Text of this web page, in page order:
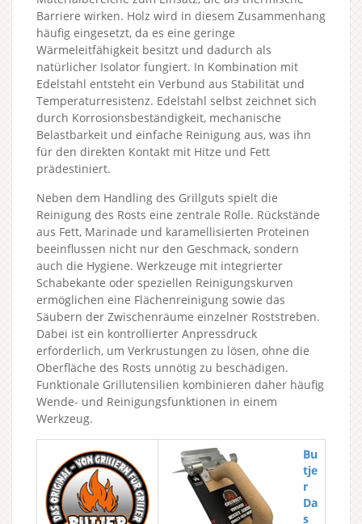
Barriere wirken. Holz wird in diesem Zusammenhang
häufig eingesetzt, da es eine geringe
Wärmeleitfähigkeit besitzt und dadurch als
natürlicher Isolator fungiert. In Kombination mit
Edelstahl entsteht ein Verbund aus Stabilität und
Temperaturresistenz. Edelstahl selbst zeichnet sich
durch Korrosionsbeständigkeit, mechanische
Belastbarkeit und einfache Reinigung aus, was ihn
für den direkten Kontakt mit Hitze und Fett
prädestiniert.
Neben dem Handling des Grillguts spielt die
Reinigung des Rosts eine zentrale Rolle. Rückstände
aus Fett, Marinade und karamellisierten Proteinen
beeinflussen nicht nur den Geschmack, sondern
auch die Hygiene. Werkzeuge mit integrierter
Schabekante oder speziellen Reinigungskurven
ermöglichen eine Flächenreinigung sowie das
Säubern der Zwischenräume einzelner Roststreben.
Dabei ist ein kontrollierter Anpressdruck
erforderlich, um Verkrustungen zu lösen, ohne die
Oberfläche des Rosts unnötig zu beschädigen.
Funktionale Grillutensilien kombinieren daher häufig
Wende- und Reinigungsfunktionen in einem
Werkzeug.
Bu
tje
r
Da
s